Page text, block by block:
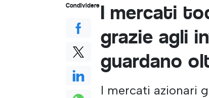
I mercati
grazie agli
guardano
I mercati azionari
Condividere